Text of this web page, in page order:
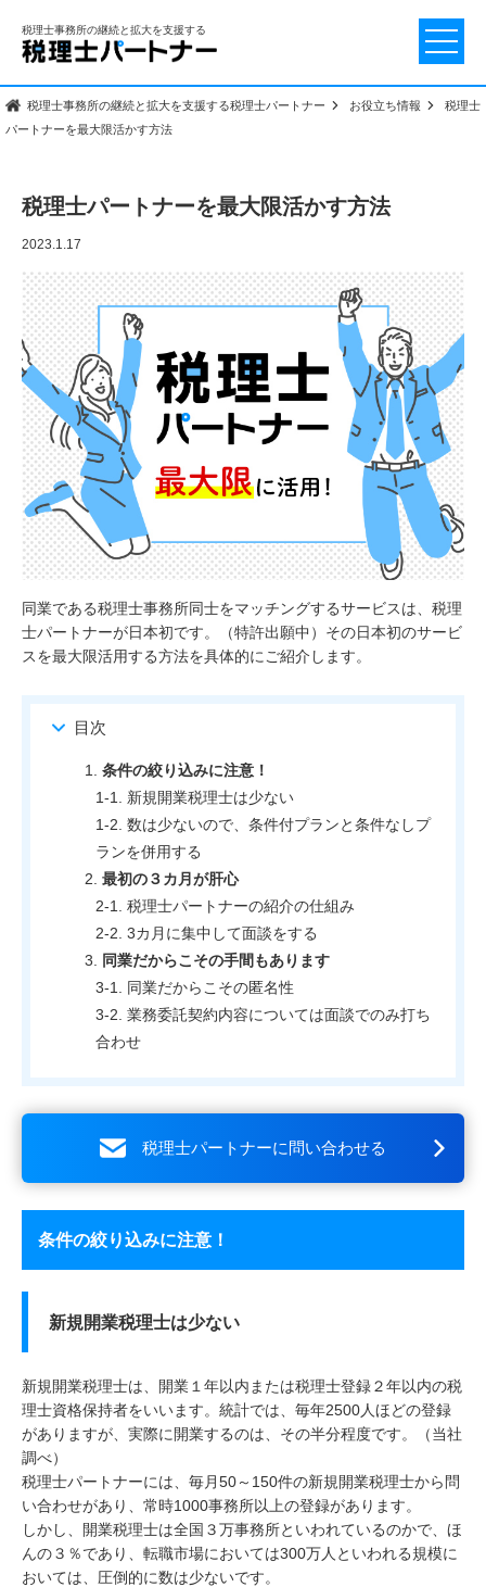
税理士事務所の継続と拡大を支援する
税理士事務所の継続と拡大を支援する税理士パートナー お役立ち情報
税理士
パートナーを最大限活かす方法
税理士パートナーを最大限活かす方法
2023.1.17
同業である税理士事務所同士をマッチングするサービスは、税理
士パートナーが日本初です。（特許出願中）その日本初のサービ
スを最大限活用する方法を具体的にご紹介します。
目次
条件の絞り込みに注意！
新規開業税理士は少ない
数は少ないので、条件付プランと条件なしプ
ランを併用する
最初の３カ月が肝心
税理士パートナーの紹介の仕組み
3カ月に集中して面談をする
同業だからこその手間もあります
同業だからこその匿名性
業務委託契約内容については面談でのみ打ち
合わせ
税理士パートナーに問い合わせる
条件の絞り込みに注意！
新規開業税理士は少ない
新規開業税理士は、開業１年以内または税理士登録２年以内の税
理士資格保持者をいいます。統計では、毎年2500人ほどの登録
がありますが、実際に開業するのは、その半分程度です。（当社
調べ）
税理士パートナーには、毎月50～150件の新規開業税理士から問
い合わせがあり、常時1000事務所以上の登録があります。
しかし、開業税理士は全国３万事務所といわれているのかで、ほ
んの３％であり、転職市場においては300万人といわれる規模に
おいては、圧倒的に数は少ないです。